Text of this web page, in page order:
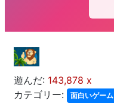
遊んだ: 143,878 x
カテゴリー:
面白いゲーム